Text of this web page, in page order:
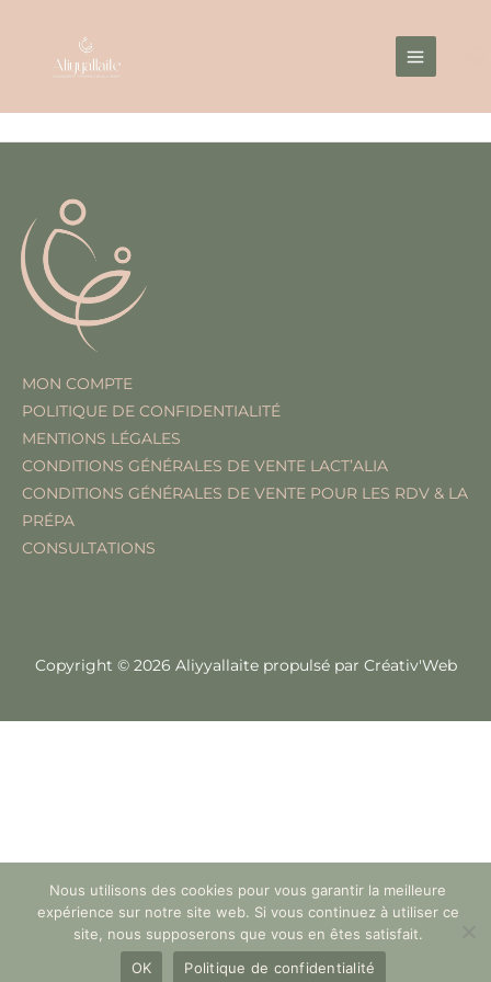
contenu
Menu
MON COMPTE
POLITIQUE DE CONFIDENTIALITÉ
MENTIONS LÉGALES
CONDITIONS GÉNÉRALES DE VENTE LACT’ALIA
CONDITIONS GÉNÉRALES DE VENTE POUR LES RDV & LA
PRÉPA
CONSULTATIONS
Copyright © 2026 Aliyyallaite propulsé par Créativ'Web
Nous utilisons des cookies pour vous garantir la meilleure
expérience sur notre site web. Si vous continuez à utiliser ce
site, nous supposerons que vous en êtes satisfait.
OK
Politique de confidentialité